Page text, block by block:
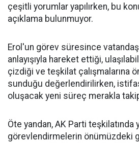
çeşitli yorumlar yapılırken, bu
açıklama bulunmuyor.
Erol'un görev süresince
anlayışıyla hareket ettiği,
çizdiği ve teşkilat çalışmalarına
sunduğu değerlendirilirken,
oluşacak yeni süreç merakla
Öte yandan, AK Parti teşkilatında
görevlendirmelerin önümüzdeki